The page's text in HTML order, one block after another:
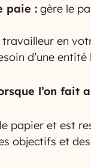
paie : gère le
en
d’une entité
l’on fait
le papier et est
objectifs et des